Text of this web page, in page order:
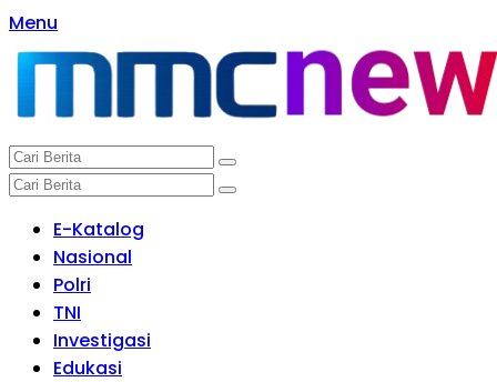
Langsung
ke
konten
Menu
E-Katalog
Nasional
Polri
TNI
Investigasi
Edukasi